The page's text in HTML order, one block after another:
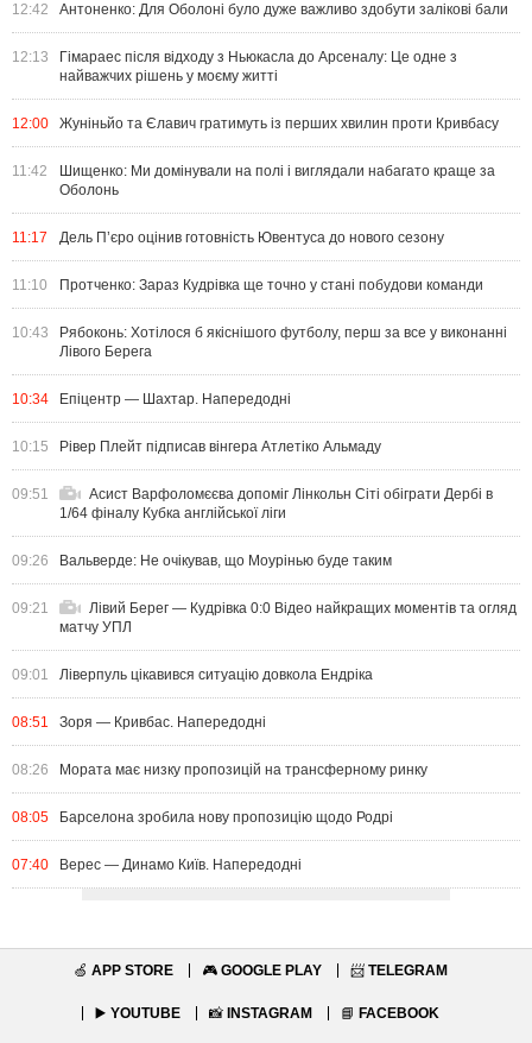
12:42 Антоненко: Для Оболоні було дуже важливо здобути залікові бали
12:13
Гімараес після відходу з Ньюкасла до Арсеналу: Це одне з
найважчих рішень у моєму житті
12:00 Жуніньйо та Єлавич гратимуть із перших хвилин проти Кривбасу
11:42
Шищенко: Ми домінували на полі і виглядали набагато краще за
Оболонь
11:17 Дель П’єро оцінив готовність Ювентуса до нового сезону
11:10 Протченко: Зараз Кудрівка ще точно у стані побудови команди
10:43
Рябоконь: Хотілося б якіснішого футболу, перш за все у виконанні
Лівого Берега
10:34 Епіцентр — Шахтар. Напередодні
10:15 Рівер Плейт підписав вінгера Атлетіко Альмаду
09:51
Асист Варфоломєєва допоміг Лінкольн Сіті обіграти Дербі в
1/64 фіналу Кубка англійської ліги
09:26 Вальверде: Не очікував, що Моурінью буде таким
09:21
Лівий Берег — Кудрівка 0:0 Відео найкращих моментів та огляд
матчу УПЛ
09:01 Ліверпуль цікавився ситуацію довкола Ендріка
08:51 Зоря — Кривбас. Напередодні
08:26 Мората має низку пропозицій на трансферному ринку
08:05 Барселона зробила нову пропозицію щодо Родрі
07:40 Верес — Динамо Київ. Напередодні
🍏 APP STORE 🎮 GOOGLE PLAY 📨 TELEGRAM
▶️ YOUTUBE 📸 INSTAGRAM 📘 FACEBOOK